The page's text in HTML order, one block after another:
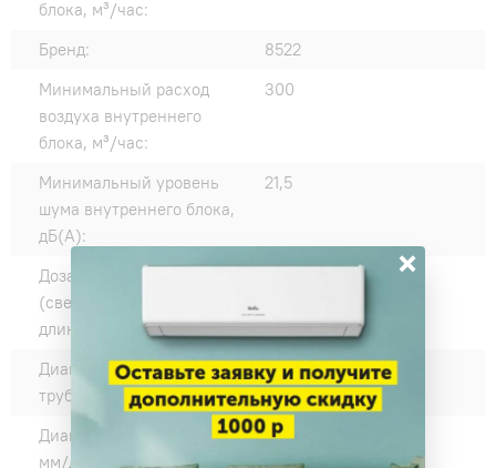
блока, м³/час:
Бренд:
8522
Минимальный расход
воздуха внутреннего
блока, м³/час:
300
Минимальный уровень
шума внутреннего блока,
дБ(А):
21,5
Дозаправка хладагента
(сверх номинальной
длины трассы) г/м:
Диаметр жидкостной
трубы, мм/дюйм:
6,35 / 1/4"
Диаметр газовой трубы
мм/дюйм:
9,53 / 3/8"
×